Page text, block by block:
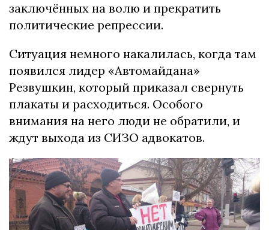
заключённых на волю и прекратить
политические репрессии.
Ситуация немного накалилась, когда там
появился лидер «Автомайдана»
Резвушкин, который приказал свернуть
плакаты и расходиться. Особого
внимания на него люди не обратили, и
ждут выхода из СИЗО адвокатов.